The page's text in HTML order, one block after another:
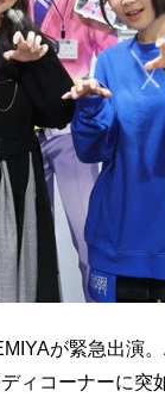
が緊急出演
ィコーナーに突